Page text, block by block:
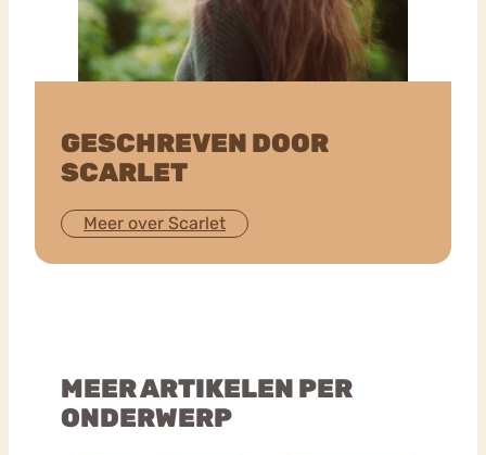
GESCHREVEN DOOR
SCARLET
Meer over Scarlet
MEER ARTIKELEN PER
ONDERWERP